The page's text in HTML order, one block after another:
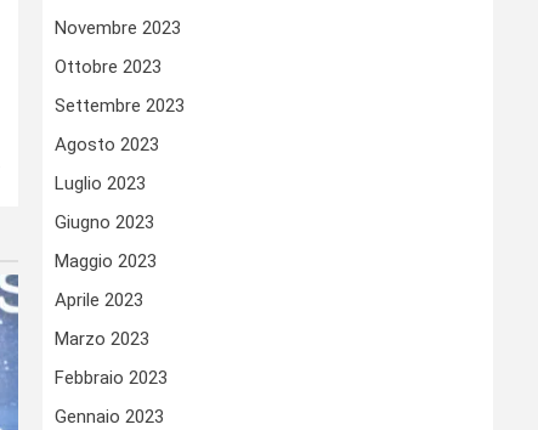
Novembre 2023
Ottobre 2023
Settembre 2023
Agosto 2023
Luglio 2023
Giugno 2023
Maggio 2023
Aprile 2023
Marzo 2023
Febbraio 2023
Gennaio 2023